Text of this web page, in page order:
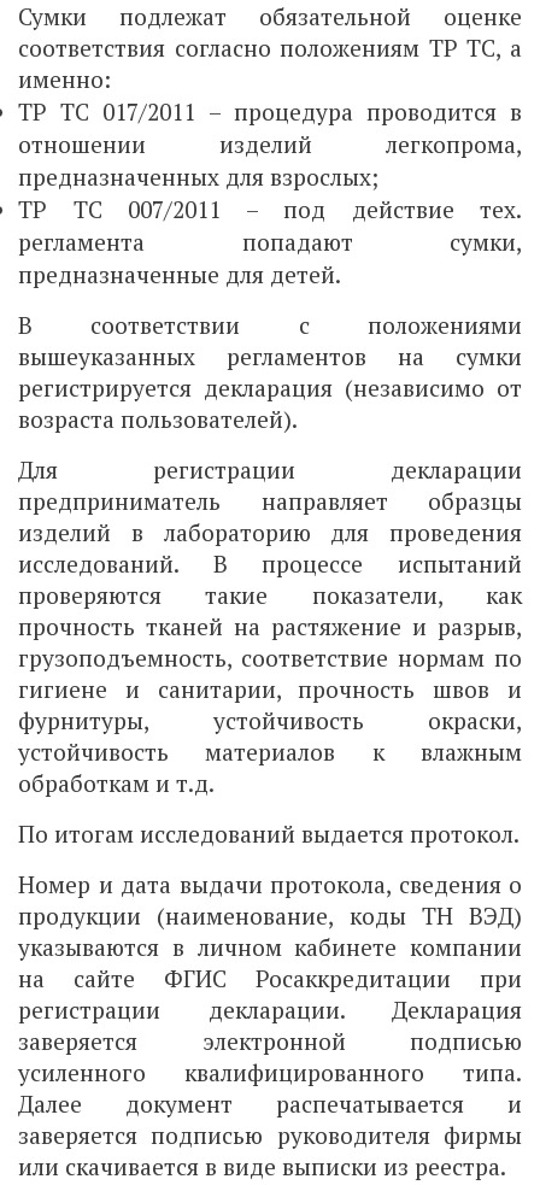
Сумки подлежат обязательной оценке
соответствия согласно положениям ТР ТС, а
именно:
ТР ТС 017/2011 – процедура проводится в
отношении изделий легкопрома,
предназначенных для взрослых;
ТР ТС 007/2011 – под действие тех.
регламента попадают сумки,
предназначенные для детей.
В соответствии с положениями
вышеуказанных регламентов на сумки
регистрируется декларация (независимо от
возраста пользователей).
Для регистрации декларации
предприниматель направляет образцы
изделий в лабораторию для проведения
исследований. В процессе испытаний
проверяются такие показатели, как
прочность тканей на растяжение и разрыв,
грузоподъемность, соответствие нормам по
гигиене и санитарии, прочность швов и
фурнитуры, устойчивость окраски,
устойчивость материалов к влажным
обработкам и т.д.
По итогам исследований выдается протокол.
Номер и дата выдачи протокола, сведения о
продукции (наименование, коды ТН ВЭД)
указываются в личном кабинете компании
на сайте ФГИС Росаккредитации при
регистрации декларации. Декларация
заверяется электронной подписью
усиленного квалифицированного типа.
Далее документ распечатывается и
заверяется подписью руководителя фирмы
или скачивается в виде выписки из реестра.